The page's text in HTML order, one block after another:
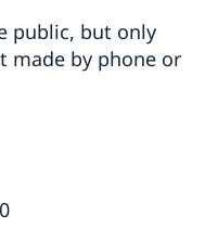
public, but only
made by phone or